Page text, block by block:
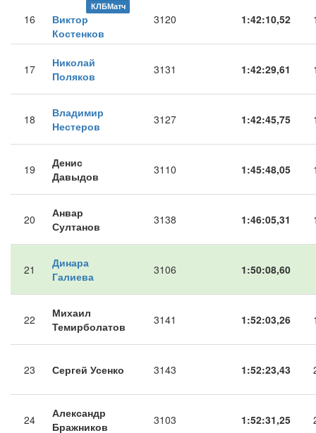
16
КЛБМатч
Виктор
Костенков
3120 1:42:10,52
17
Николай
Поляков
3131 1:42:29,61
18
Владимир
Нестеров
3127 1:42:45,75
19
Денис
Давыдов
3110 1:45:48,05
20
Анвар
Султанов
3138 1:46:05,31
21
Динара
Галиева
3106 1:50:08,60
22
Михаил
Темирболатов
3141 1:52:03,26
23 Сергей Усенко 3143 1:52:23,43
24
Александр
Бражников
3103 1:52:31,25